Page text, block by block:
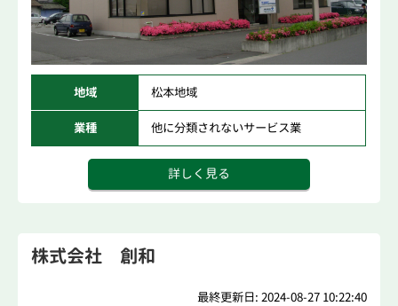
地域 松本地域
業種 他に分類されないサービス業
詳しく見る
株式会社 創和
最終更新日: 2024-08-27 10:22:40